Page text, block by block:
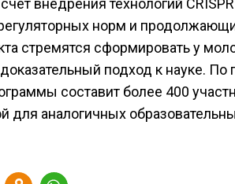
внедрения технологий
норм и
стремятся сформировать у
подход к науке. По
составит более 400
для аналогичных